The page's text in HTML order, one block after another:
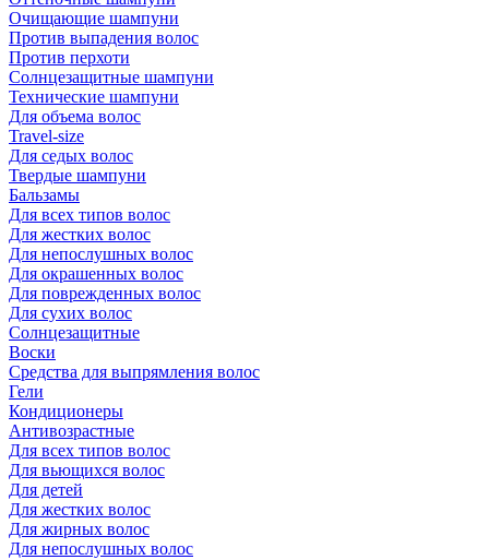
Очищающие шампуни
Против выпадения волос
Против перхоти
Солнцезащитные шампуни
Технические шампуни
Для объема волос
Travel-size
Для седых волос
Твердые шампуни
Бальзамы
Для всех типов волос
Для жестких волос
Для непослушных волос
Для окрашенных волос
Для поврежденных волос
Для сухих волос
Солнцезащитные
Воски
Средства для выпрямления волос
Гели
Кондиционеры
Антивозрастные
Для всех типов волос
Для вьющихся волос
Для детей
Для жестких волос
Для жирных волос
Для непослушных волос